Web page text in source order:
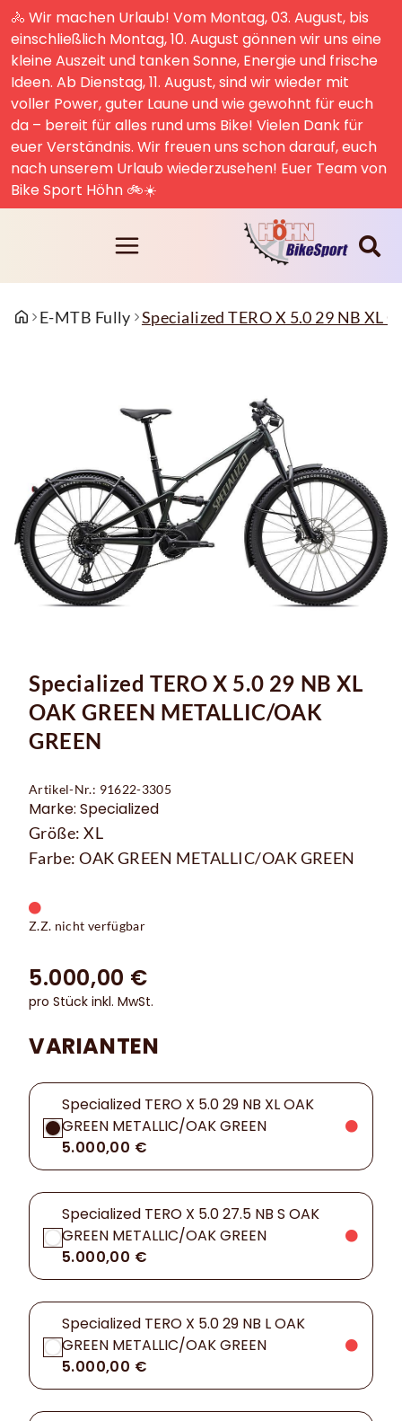
🚴 Wir machen Urlaub! Vom Montag, 03. August, bis
einschließlich Montag, 10. August gönnen wir uns eine
kleine Auszeit und tanken Sonne, Energie und frische
Ideen. Ab Dienstag, 11. August, sind wir wieder mit
voller Power, guter Laune und wie gewohnt für euch
da – bereit für alles rund ums Bike! Vielen Dank für
euer Verständnis. Wir freuen uns schon darauf, euch
nach unserem Urlaub wiederzusehen! Euer Team von
Bike Sport Höhn 🚲☀️
E-MTB Fully Specialized TERO X 5.0 29 NB XL
Specialized TERO X 5.0 29 NB XL
OAK GREEN METALLIC/OAK
GREEN
Artikel-Nr.: 91622-3305
Marke: Specialized
Größe: XL
Farbe: OAK GREEN METALLIC/OAK GREEN
Z.Z. nicht verfügbar
5.000,00 €
pro Stück inkl. MwSt.
VARIANTEN
Specialized TERO X 5.0 29 NB XL OAK
GREEN METALLIC/OAK GREEN
5.000,00 €
Specialized TERO X 5.0 27.5 NB S OAK
GREEN METALLIC/OAK GREEN
5.000,00 €
Specialized TERO X 5.0 29 NB L OAK
GREEN METALLIC/OAK GREEN
5.000,00 €